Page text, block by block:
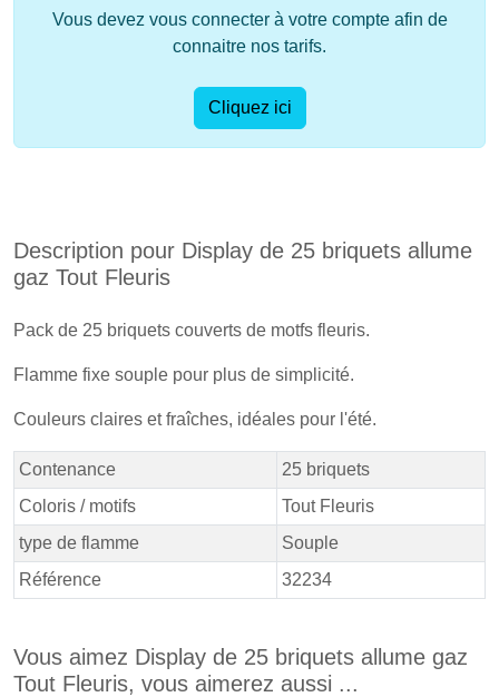
Vous devez vous connecter à votre compte afin de
connaitre nos tarifs.
Cliquez ici
Description pour Display de 25 briquets allume
gaz Tout Fleuris
Pack de 25 briquets couverts de motfs fleuris.
Flamme fixe souple pour plus de simplicité.
Couleurs claires et fraîches, idéales pour l'été.
Contenance
25 briquets
Coloris / motifs
Tout Fleuris
type de flamme
Souple
Référence
32234
Vous aimez Display de 25 briquets allume gaz
Tout Fleuris, vous aimerez aussi ...